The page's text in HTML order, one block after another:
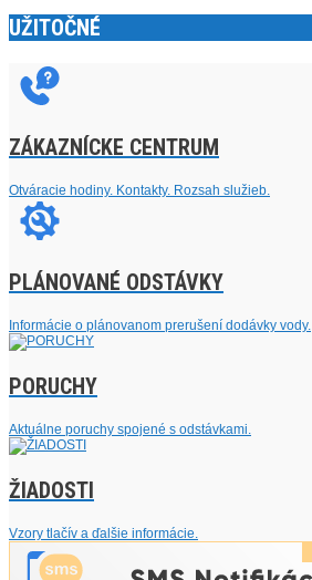
UŽITOČNÉ
ZÁKAZNÍCKE CENTRUM
Otváracie hodiny. Kontakty. Rozsah služieb.
PLÁNOVANÉ ODSTÁVKY
Informácie o plánovanom prerušení dodávky vody.
PORUCHY
Aktuálne poruchy spojené s odstávkami.
ŽIADOSTI
Vzory tlačív a ďalšie informácie.